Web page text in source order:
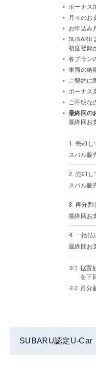
ボーナス
月々のお
お申込み
SUBARU
初度登録
各プラン
車両の納
ご契約に
ボーナス
ご不明な
最終回の
最終回お
1. 売却し
スバル販
2. 売却し
スバル販
3. 再分割
最終回お
4. 一括払
最終回お
据置
を下
再分
SUBARU認定U-Car